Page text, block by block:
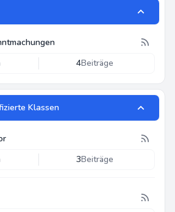
4Beiträge
Klassen
3Beiträge